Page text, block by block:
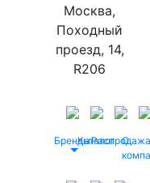
Москва,
Походный
проезд, 14,
R206
БрендыКаталог
Распродажа
О